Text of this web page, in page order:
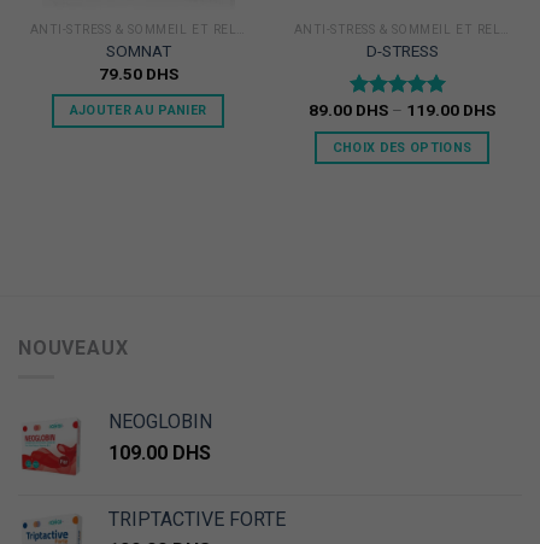
SOMNAT
79.50 DHS
AJOUTER AU PANIER
D-STRESS
Note5.00
sur 5
89.00 DHS – 119.00 DHS
CHOIX DES OPTIONS
NOUVEAUX
NEOGLOBIN
109.00 DHS
TRIPTACTIVE FORTE